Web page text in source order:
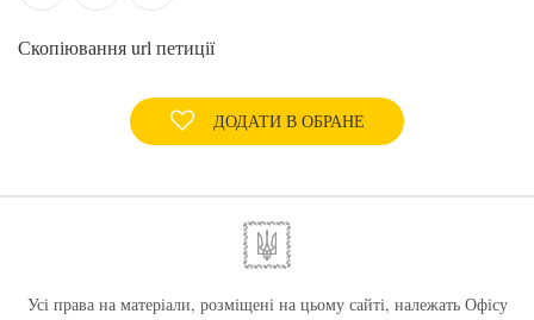
Скопіювання url петиції
ДОДАТИ В ОБРАНЕ
Усі права на матеріали, розміщені на цьому сайті, належать Офісу